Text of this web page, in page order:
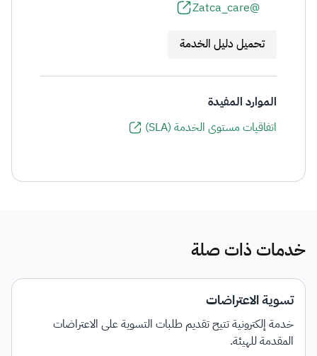
@Zatca_care
تحميل دليل الخدمة
الموارد المفيدة
اتفاقيات مستوى الخدمة (SLA)
خدمات ذات صلة
تسوية الاعتراضات
خدمة إلكترونية تتيح تقديم طلبات التسوية على الاعتراضات
المقدمة للهيئة.